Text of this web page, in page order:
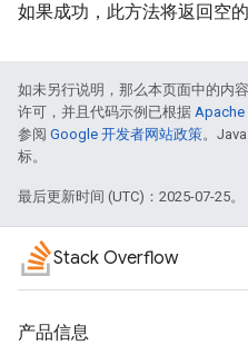
如果成功，此方法将返回空的
如未另行说明，那么本页面中的内
许可，并且代码示例已根据 Apache
参阅 Google 开发者网站政策。
标。
最后更新时间 (UTC)：2025-07-25。
Stack Overflow
产品信息